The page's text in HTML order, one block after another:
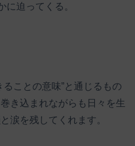
に迫ってくる。
ることの意味”と通じるもの
き込まれながらも日々を生
涙を残してくれます。